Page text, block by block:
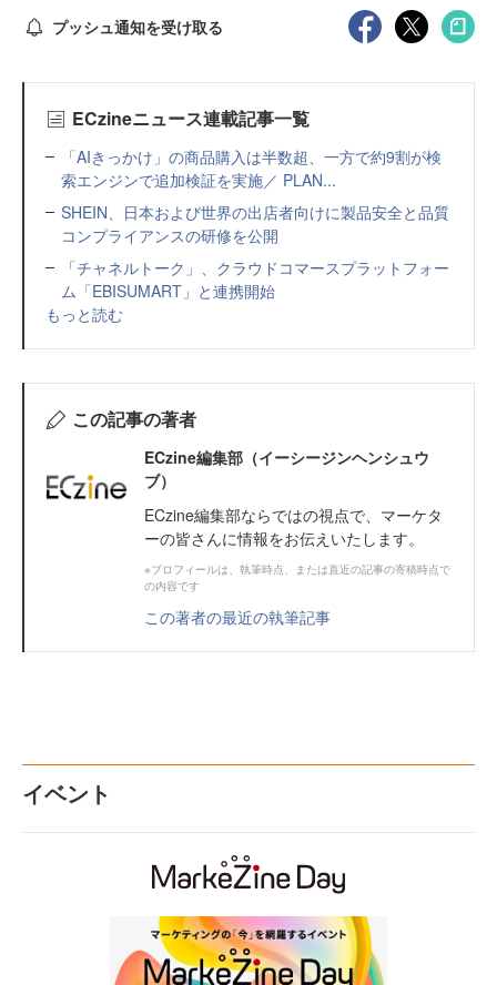
プッシュ通知を受け取る
ECzineニュース連載記事一覧
「AIきっかけ」の商品購入は半数超、一方で約9割が検
索エンジンで追加検証を実施／ PLAN...
SHEIN、日本および世界の出店者向けに製品安全と品質
コンプライアンスの研修を公開
「チャネルトーク」、クラウドコマースプラットフォー
ム「EBISUMART」と連携開始
もっと読む
この記事の著者
ECzine編集部（イーシージンヘンシュウ
ブ）
ECzine編集部ならではの視点で、マーケタ
ーの皆さんに情報をお伝えいたします。
※プロフィールは、執筆時点、または直近の記事の寄稿時点で
の内容です
この著者の最近の執筆記事
イベント